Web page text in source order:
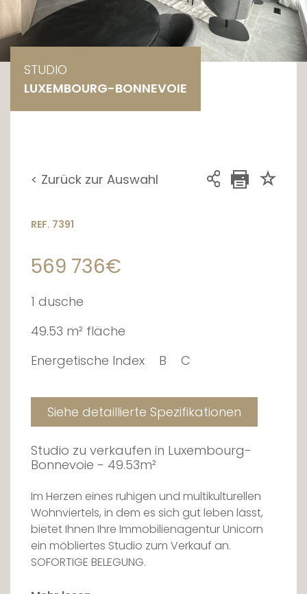
STUDIO
LUXEMBOURG-BONNEVOIE
< Zurück zur Auswahl
REF. 7391
569 736€
1 dusche
49.53 m² fläche
Energetische Index
B C
Siehe detaillierte Spezifikationen
Studio zu verkaufen in Luxembourg-
Bonnevoie - 49.53m²
Im Herzen eines ruhigen und multikulturellen
Wohnviertels, in dem es sich gut leben lässt,
bietet Ihnen Ihre Immobilienagentur Unicorn
ein möbliertes Studio zum Verkauf an.
SOFORTIGE BELEGUNG.